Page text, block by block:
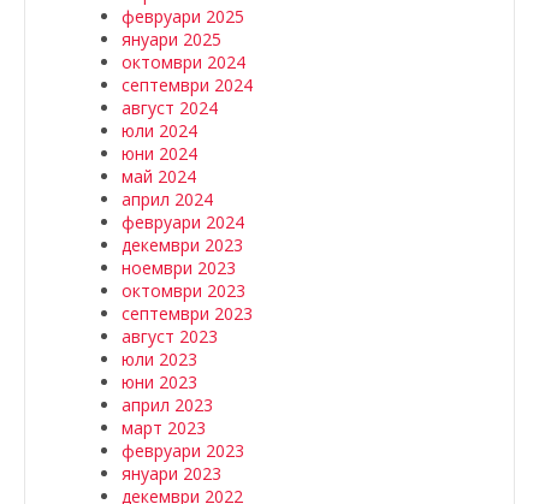
февруари 2025
януари 2025
октомври 2024
септември 2024
август 2024
юли 2024
юни 2024
май 2024
април 2024
февруари 2024
декември 2023
ноември 2023
октомври 2023
септември 2023
август 2023
юли 2023
юни 2023
април 2023
март 2023
февруари 2023
януари 2023
декември 2022